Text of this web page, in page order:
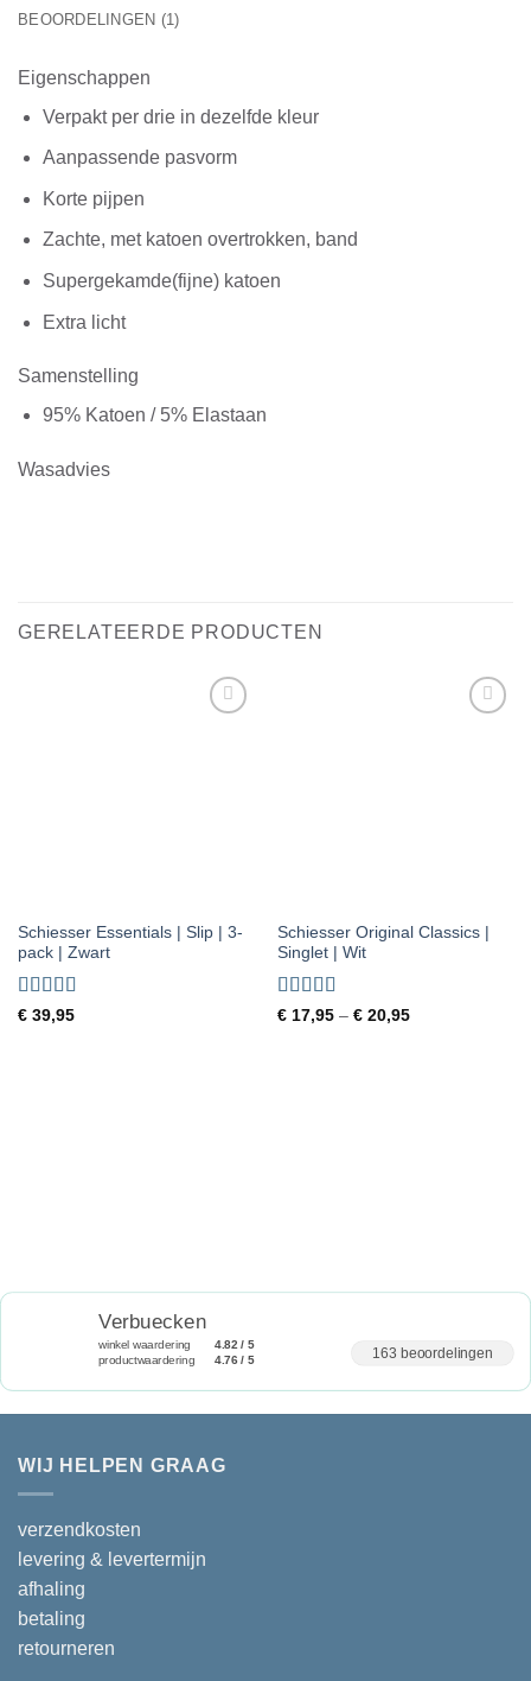
BEOORDELINGEN (1)
Eigenschappen
Verpakt per drie in dezelfde kleur
Aanpassende pasvorm
Korte pijpen
Zachte, met katoen overtrokken, band
Supergekamde(fijne) katoen
Extra licht
Samenstelling
95% Katoen / 5% Elastaan
Wasadvies
GERELATEERDE PRODUCTEN
Schiesser Essentials | Slip | 3-
pack | Zwart
Gewaardeerd
€39,95
Schiesser Original Classics |
Singlet | Wit
Gewaardeerd
€17,95– €20,95
Verbuecken
winkel waardering 4.82 / 5
productwaardering 4.76 / 5 163 beoordelingen
WIJ HELPEN GRAAG
verzendkosten
levering & levertermijn
afhaling
betaling
retourneren